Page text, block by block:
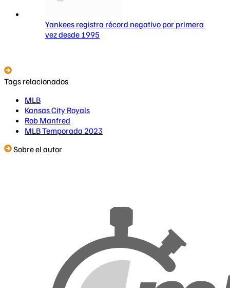
Yankees registra récord negativo por primera
vez desde 1995
Tags relacionados
MLB
Kansas City Royals
Rob Manfred
MLB Temporada 2023
Sobre el autor